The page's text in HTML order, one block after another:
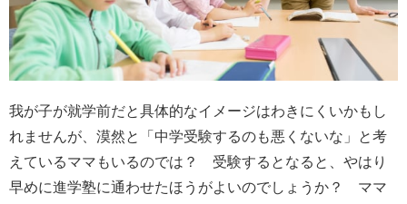
我が子が就学前だと具体的なイメージはわきにくいかもし
れませんが、漠然と「中学受験するのも悪くないな」と考
えているママもいるのでは？ 受験するとなると、やはり
早めに進学塾に通わせたほうがよいのでしょうか？ ママ